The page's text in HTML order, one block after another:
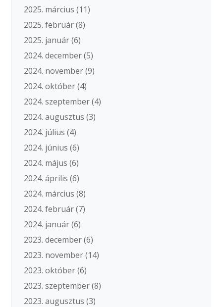
2025. március (11)
2025. február(8)
2025. január(6)
2024. december(5)
2024. november(9)
2024. október(4)
2024. szeptember(4)
2024. augusztus (3)
2024. július (4)
2024. június (6)
2024. május (6)
2024. április (6)
2024. március (8)
2024. február(7)
2024. január(6)
2023. december(6)
2023. november(14)
2023. október(6)
2023. szeptember(8)
2023. augusztus (3)